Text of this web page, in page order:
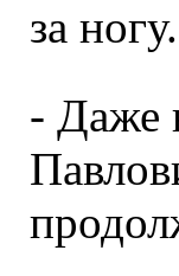
за ногу.
- Даже